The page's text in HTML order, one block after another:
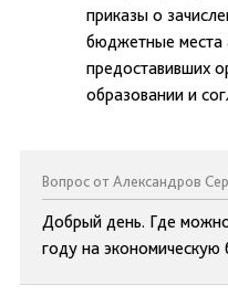
приказы о
бюджетные места
предоставивших
образовании и
Вопрос от Александров
Добрый день. Где
году на экономическую